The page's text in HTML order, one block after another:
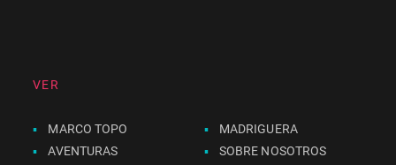
VER
MARCO TOPO
AVENTURAS
MADRIGUERA
SOBRE NOSOTROS